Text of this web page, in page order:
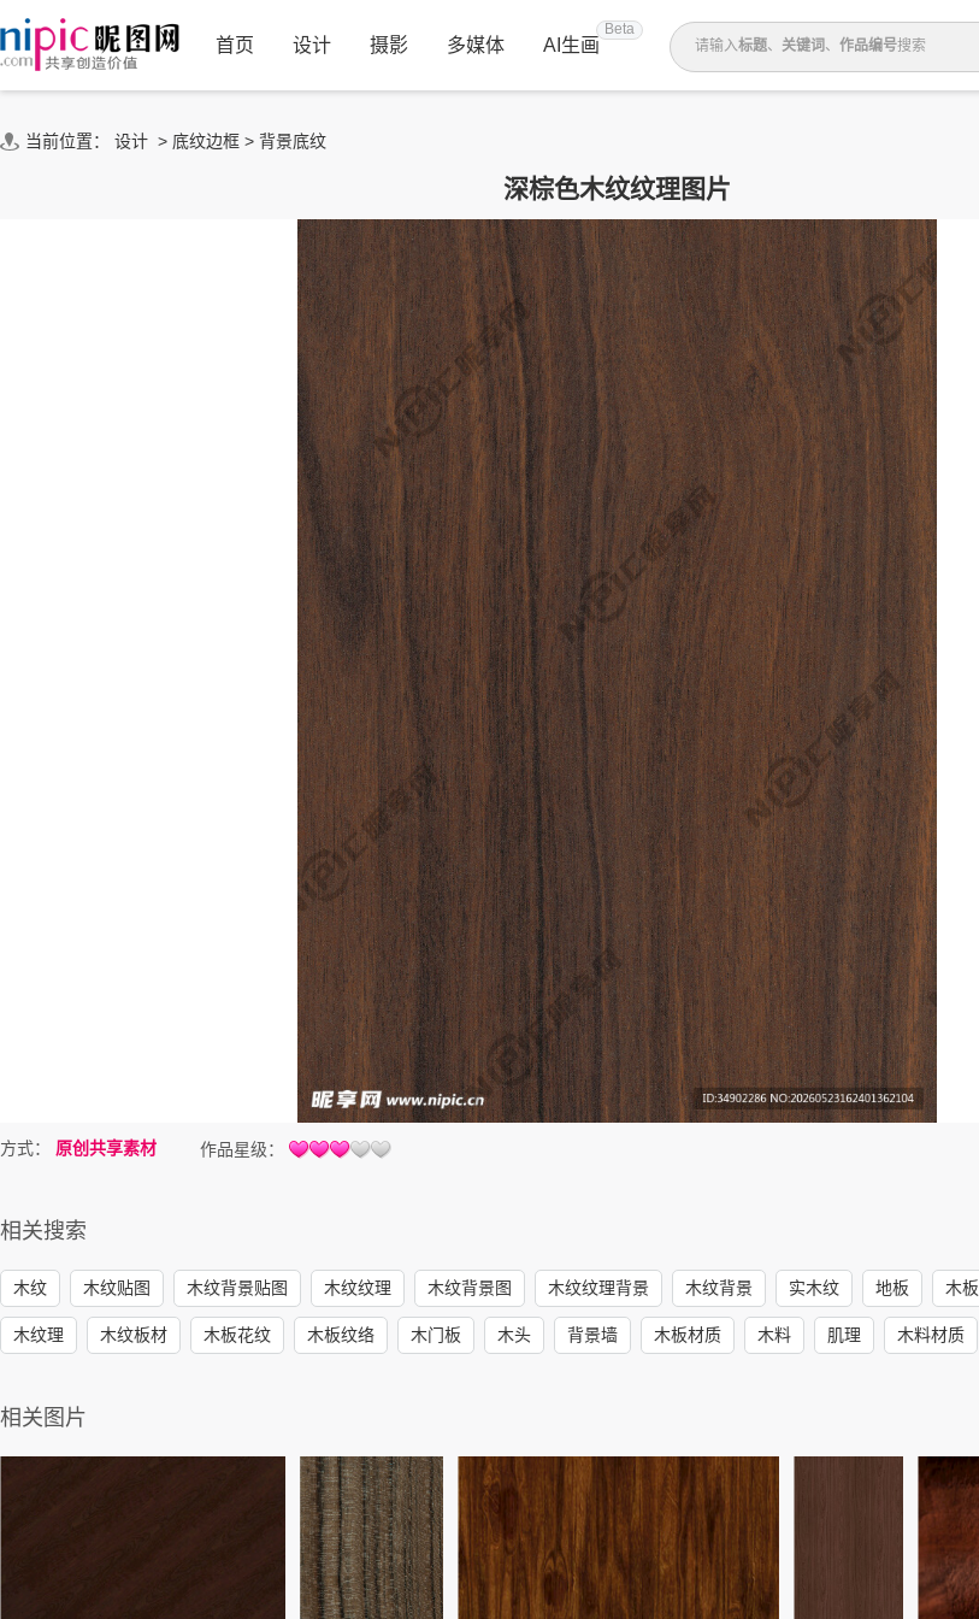
首页 设计 摄影 多媒体 AI生画
Beta
请输入标题、 关键词 、 作品编号搜索
当前位置： 设计 > 底纹边框 > 背景底纹
深棕色木纹纹理图片
方式： 原创共享素材 作品星级：
相关搜索
木纹 木纹贴图 木纹背景贴图 木纹纹理 木纹背景图 木纹纹理背景 木纹背景 实木纹 地板 木板
木纹理 木纹板材 木板花纹 木板纹络 木门板 木头 背景墙 木板材质 木料 肌理 木料材质
相关图片